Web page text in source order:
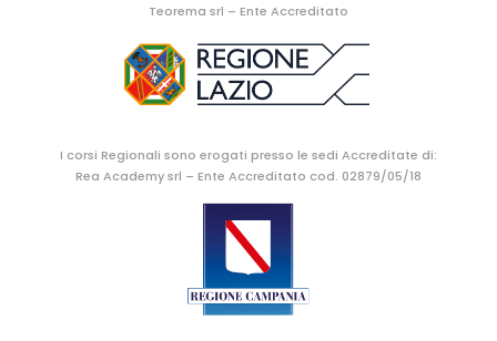
Teorema srl – Ente Accreditato
I corsi Regionali sono erogati presso le sedi Accreditate di:
Rea Academy srl – Ente Accreditato cod. 02879/05/18